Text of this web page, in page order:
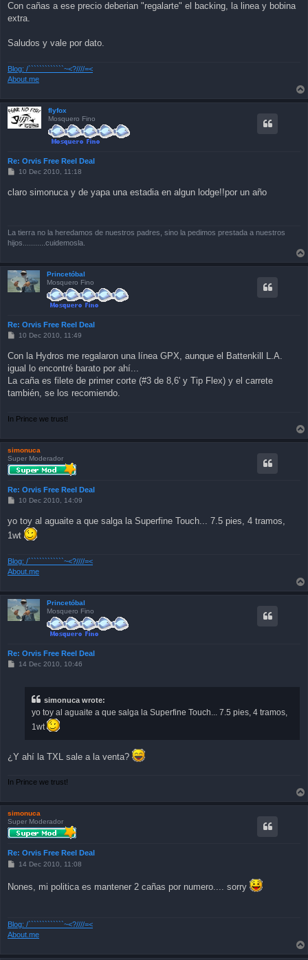
t
Con cañas a ese precio deberian "regalarte" el backing, la linea y bobina
extra.
Saludos y vale por dato.
Blog: /`````````````~<?////=<
About.me
flyfox
Mosquero Fino
Re: Orvis Free Reel Deal
P
t
10 Dec 2010, 11:18
claro simonuca y de yapa una estadia en algun lodge!!por un año
La tierra no la heredamos de nuestros padres, sino la pedimos prestada a nuestros
hijos...........cuidemosla.
Princetóbal
Mosquero Fino
Re: Orvis Free Reel Deal
P
t
10 Dec 2010, 11:49
Con la Hydros me regalaron una línea GPX, aunque el Battenkill L.A.
igual lo encontré barato por ahí...
La caña es filete de primer corte (#3 de 8,6' y Tip Flex) y el carrete
también, se los recomiendo.
In Prince we trust!
simonuca
Super Moderador
Re: Orvis Free Reel Deal
P
t
10 Dec 2010, 14:09
yo toy al aguaite a que salga la Superfine Touch... 7.5 pies, 4 tramos,
1wt
Blog: /`````````````~<?////=<
About.me
Princetóbal
Mosquero Fino
Re: Orvis Free Reel Deal
P14 Dec 2010, 10:46
simonuca wrote:
yo toy al aguaite a que salga la Superfine Touch... 7.5 pies, 4 tramos,
1wt
¿Y ahí la TXL sale a la venta?
In Prince we trust!
simonuca
Super Moderador
Re: Orvis Free Reel Deal
P
t
14 Dec 2010, 11:08
Nones, mi politica es mantener 2 cañas por numero.... sorry
Blog: /`````````````~<?////=<
About.me